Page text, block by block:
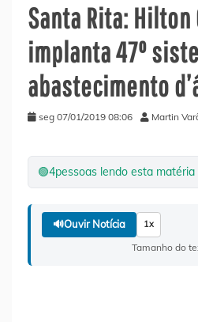
Santa Rita: Hilton
implanta 47º
abastecimento
seg 07/01/2019 08:06 Martin
🟢4pessoas lendo esta matéria
🔊Ouvir Notícia 1x
Tamanho do